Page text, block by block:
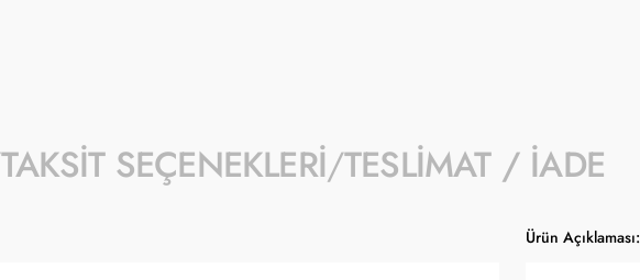
TAKSIT SEÇENEKLERI TESLIMAT / İADE
Ürün Açıklaması: